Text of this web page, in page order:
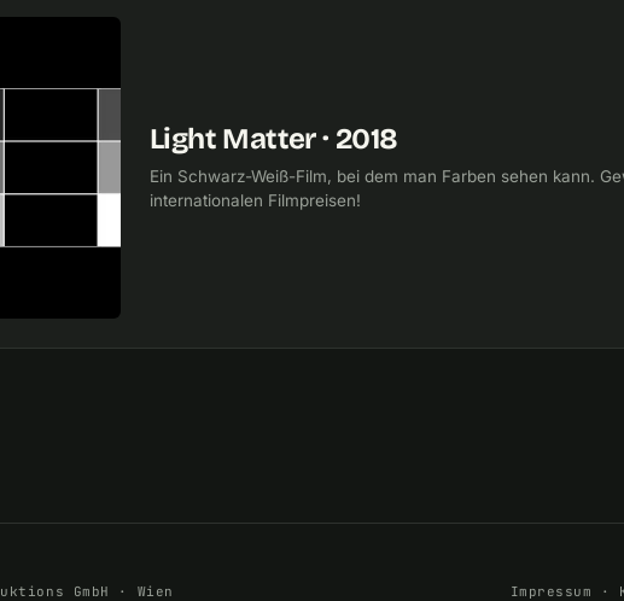
Light Matter · 2018
Ein Schwarz-Weiß-Film, bei dem man Farben sehen kann.
internationalen Filmpreisen!
GmbH · Wien Impressum ·